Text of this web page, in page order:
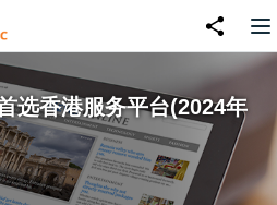
选香港服务平台(2024年